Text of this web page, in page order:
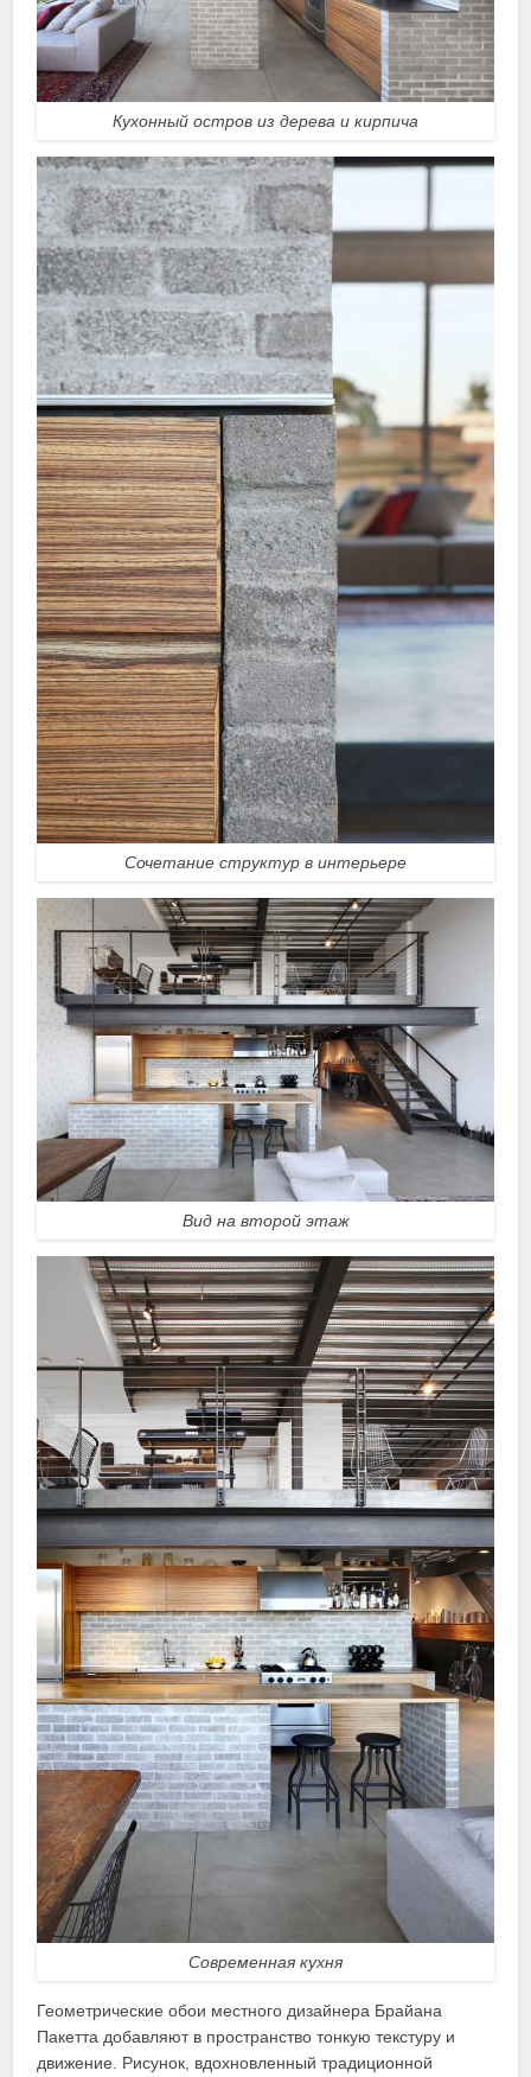
Кухонный остров из дерева и кирпича
Сочетание структур в интерьере
Вид на второй этаж
Современная кухня
Геометрические обои местного дизайнера Брайана
Пакетта добавляют в пространство тонкую текстуру и
движение. Рисунок, вдохновленный традиционной